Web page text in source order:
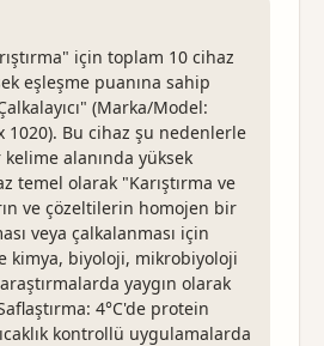
için toplam 10 cihaz
eşleşme puanına sahip
(Marka/Model:
1020). Bu cihaz şu nedenlerle
kelime alanında yüksek
temel olarak "Karıştırma ve
ve çözeltilerin homojen bir
veya çalkalanması için
kimya, biyoloji, mikrobiyoloji
yaygın olarak
4°C'de protein
kontrollü uygulamalarda